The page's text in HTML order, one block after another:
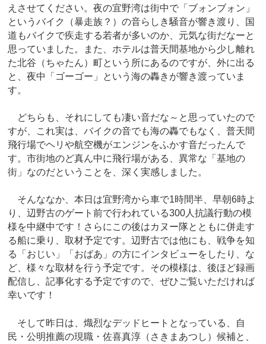
えさせてください。夜の宜野湾は街中で「ブォンブォン」
というバイク（暴走族？）の音らしき騒音が響き渡り、国
道もバイクで疾走する若者が多いのか、元気な街だなーと
思っていました。また、ホテルは普天間基地から少し離れ
た北谷（ちゃたん）町という所にあるのですが、外に出る
と、夜中「ゴーゴー」という海の轟きが響き渡っていま
す。
どちらも、それにしても凄い音だな～と思っていたので
すが、これ実は、バイクの音でも海の轟でもなく、普天間
飛行場でヘリや航空機がエンジンをふかす音だったんで
す。市街地のど真ん中に飛行場がある、異常な「基地の
街」なのだということを、深く実感しました。
そんななか、本日は宜野湾から車で1時間半、早朝6時よ
り、辺野古のゲート前で行われている300人抗議行動の模
様を中継中です！さらにこの後はカヌー隊とともに併走す
る船に乗り、取材予定です。辺野古では他にも、戦争を知
る「おじい」「おばあ」の方にインタビューをしたり、な
ど、様々な取材を行う予定です。その模様は、後ほど録画
配信し、記事化する予定ですので、ぜひご覧いただければ
幸いです！
そして昨日は、熾烈なデッドヒートとなっている、自
民・公明推薦の現職・佐喜真淳（さきまあつし）候補と、